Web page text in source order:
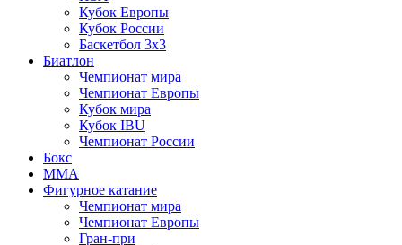
Кубок Европы
Кубок России
Баскетбол 3х3
Биатлон
Чемпионат мира
Чемпионат Европы
Кубок мира
Кубок IBU
Чемпионат России
Бокс
MMA
Фигурное катание
Чемпионат мира
Чемпионат Европы
Гран-при